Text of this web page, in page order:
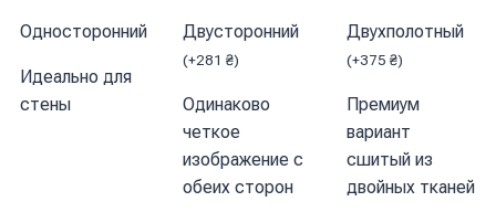
Односторонний
Идеально для
стены
Двусторонний
(+281₴)
Одинаково
четкое
изображение с
обеих сторон
Двухполотный
(+375 ₴)
Премиум
вариант
сшитый из
двойных тканей